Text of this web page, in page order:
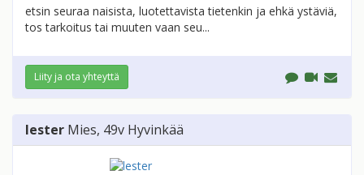
etsin seuraa naisista, luotettavista tietenkin ja ehkä ystäviä,
tos tarkoitus tai muuten vaan seu...
Liity ja ota yhteyttä
lester Mies, 49v Hyvinkää